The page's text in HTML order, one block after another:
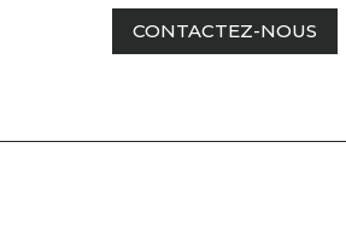
CONTACTEZ-NOUS